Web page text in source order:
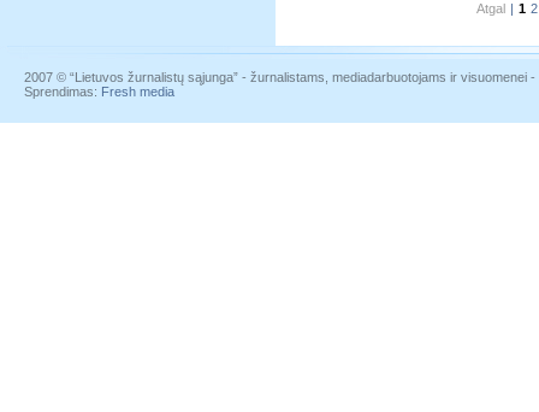
Atgal | 1 2
2007 © “Lietuvos žurnalistų sąjunga” - žurnalistams, mediadarbuotojams ir visuomenei
Sprendimas: Fresh media